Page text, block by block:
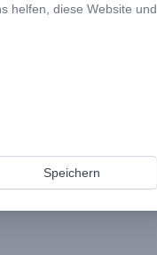
helfen, diese Website und
Speichern